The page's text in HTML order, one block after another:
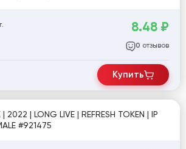
8.48 ₽
0 отзывов
Купить
2022 | LONG LIVE | REFRESH TOKEN | IP
MIX | MIX MALE #921475